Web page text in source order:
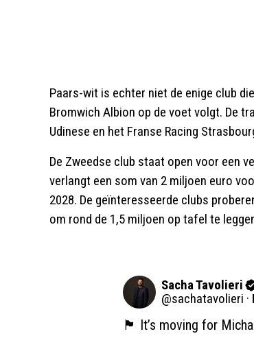
Paars-wit is echter niet de enige club
Bromwich Albion op de voet volgt. De
Udinese en het Franse Racing
De Zweedse club staat open voor een
verlangt een som van 2 miljoen euro
2028. De geïnteresseerde clubs
om rond de 1,5 miljoen op tafel te
Sacha Tavolieri
@sachatavolieri ·
🏴󠁧󠁢󠁥󠁮󠁧󠁿 It’s moving for